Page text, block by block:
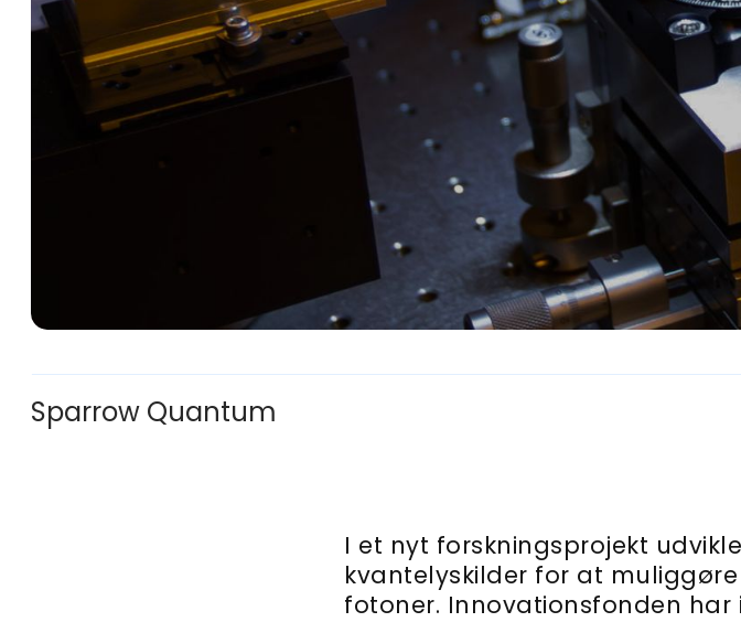
Sparrow Quantum
I et nyt forskningsprojekt
kvantelyskilder for at
fotoner. Innovationsfonden har